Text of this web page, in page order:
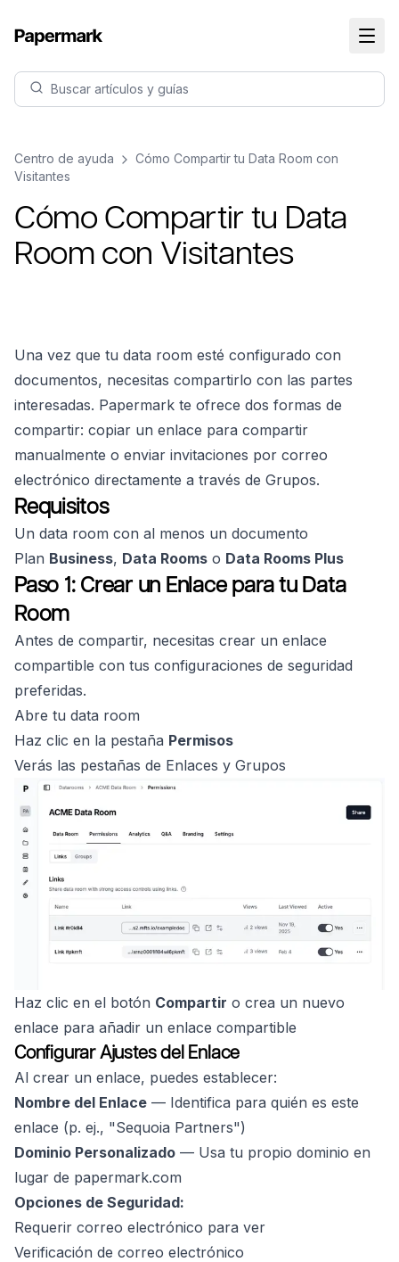
Buscar artículos y guías
Centro de ayuda
Cómo Compartir tu Data Room con
Visitantes
Cómo Compartir tu Data
Room con Visitantes
Una vez que tu data room esté configurado con
documentos, necesitas compartirlo con las partes
interesadas. Papermark te ofrece dos formas de
compartir: copiar un enlace para compartir
manualmente o enviar invitaciones por correo
electrónico directamente a través de Grupos.
Requisitos
Un data room con al menos un documento
Plan Business, Data Rooms o Data Rooms Plus
Paso 1: Crear un Enlace para tu Data
Room
Antes de compartir, necesitas crear un enlace
compartible con tus configuraciones de seguridad
preferidas.
Abre tu data room
Haz clic en la pestaña Permisos
Verás las pestañas de Enlaces y Grupos
Haz clic en el botón Compartir o crea un nuevo
enlace para añadir un enlace compartible
Configurar Ajustes del Enlace
Al crear un enlace, puedes establecer:
Nombre del Enlace — Identifica para quién es este
enlace (p. ej., "Sequoia Partners")
Dominio Personalizado — Usa tu propio dominio en
lugar de papermark.com
Opciones de Seguridad:
Requerir correo electrónico para ver
Verificación de correo electrónico